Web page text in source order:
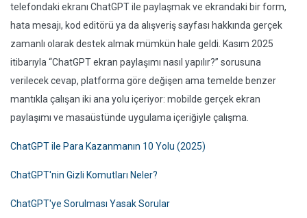
telefondaki ekranı ChatGPT ile paylaşmak ve ekrandaki bir form,
hata mesajı, kod editörü ya da alışveriş sayfası hakkında gerçek
zamanlı olarak destek almak mümkün hale geldi. Kasım 2025
itibarıyla “ChatGPT ekran paylaşımı nasıl yapılır?” sorusuna
verilecek cevap, platforma göre değişen ama temelde benzer
mantıkla çalışan iki ana yolu içeriyor: mobilde gerçek ekran
paylaşımı ve masaüstünde uygulama içeriğiyle çalışma.
ChatGPT ile Para Kazanmanın 10 Yolu (2025)
ChatGPT'nin Gizli Komutları Neler?
ChatGPT'ye Sorulması Yasak Sorular